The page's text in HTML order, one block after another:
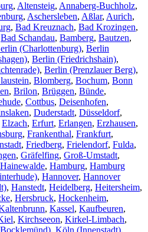
, Altensteig, Annaberg-Buchholz,
, Aschersleben, Aßlar, Aurich,
, Bad Kreuznach, Bad Krozingen,
Bad Schandau, Bamberg, Bautzen,
(Charlottenburg), Berlin
, Berlin (Friedrichshain),
, Berlin (Prenzlauer Berg),
, Blomberg, Bochum, Bonn
, Brilon, Brüggen, Bünde,
, Cottbus, Deisenhofen,
, Duderstadt, Düsseldorf,
Elzach, Erfurt, Erlangen, Erzhausen,
, Frankenthal, Frankfurt,
, Friedberg, Frielendorf, Fulda,
, Gräfelfing, Groß-Umstadt,
Hainewalde, Hamburg, Hamburg
, Hannover, Hannover
, Hanstedt, Heidelberg, Heitersheim,
, Hersbruck, Hockenheim,
, Kassel, Kaufbeuren,
, Kirchseeon, Kirkel-Limbach,